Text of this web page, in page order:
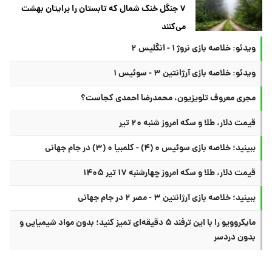
۷ جنگل خنک شمال که تابستان را برایتان بهشت
می‌کنند
ویدئو: خلاصه بازی نروژ ۱ - انگلیس ۲
ویدئو: خلاصه بازی آرژانتین ۳ - سوئیس ۱
مجری معروف تلویزیون، محمدرضا احمدی کجاست؟
قیمت دلار، طلا و سکه امروز شنبه ۲۰ تیر
ببینید؛ خلاصه بازی سوئیس ۰ (۴) - کلمبیا ۰ (۳) در جام جهانی
قیمت دلار، طلا و سکه امروز چهارشنبه ۱۷ تیر ۱۴۰۵
ببینید؛ خلاصه بازی آرژانتین ۳ - مصر ۲ در جام جهانی
مایکروویو را با این ترفند ۵ دقیقه‌ای تمیز کنید؛ بدون مواد شیمیایی و
بدون دردسر